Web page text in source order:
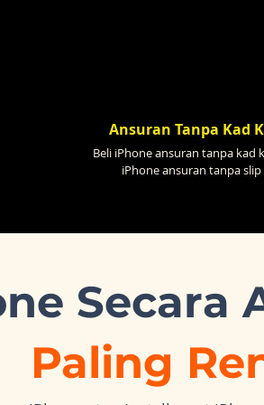
Ansuran Tanpa Kad
Beli iPhone ansuran tanpa kad
iPhone ansuran tanpa slip
Secara
Paling